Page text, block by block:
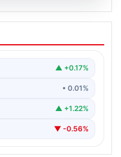
detayları
▲ +0.17%
• 0.01%
▲ +1.22%
▼ -0.56%